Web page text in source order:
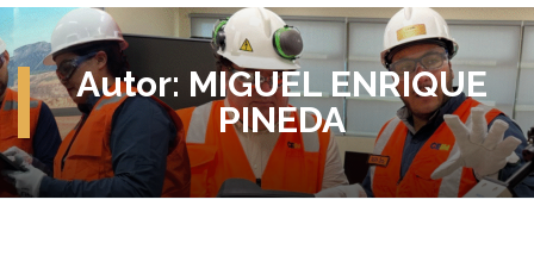
Autor: MIGUEL ENRIQUE
PINEDA